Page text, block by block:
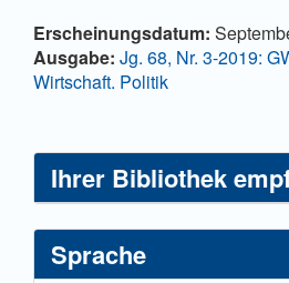
Artikel-
Details
Erscheinungsdatum:
Ausgabe: Jg. 68, Nr. 3-2019:
Wirtschaft. Politik
Ihrer Bibliothek
Sprache